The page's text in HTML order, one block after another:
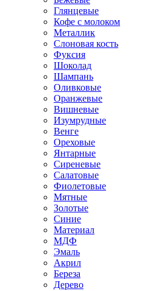
Глянцевые
Кофе с молоком
Металлик
Слоновая кость
Фуксия
Шоколад
Шампань
Оливковые
Оранжевые
Вишневые
Изумрудные
Венге
Ореховые
Янтарные
Сиреневые
Салатовые
Фиолетовые
Мятные
Золотые
Синие
Материал
МДФ
Эмаль
Акрил
Береза
Дерево